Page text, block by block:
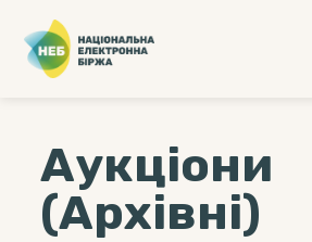
Аукціони
(Архівні)